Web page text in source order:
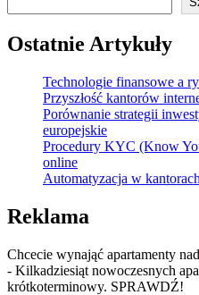
Ostatnie Artykuły
Technologie finansowe a
Przyszłość kantorów
Porównanie strategii
europejskie
Procedury KYC (Know
online
Automatyzacja w
Reklama
Chcecie wynająć apartamenty
- Kilkadziesiąt nowoczesnych
krótkoterminowy. SPRAWDŹ!